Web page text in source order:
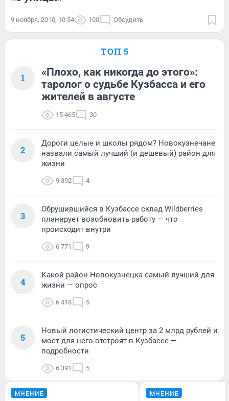
9 ноября, 2010, 10:54 100 Обсудить
ТОП 5
1
«Плохо, как никогда до этого»:
таролог о судьбе Кузбасса и его
жителей в августе
15 465 30
2
Дороги целые и школы рядом? Новокузнечане
назвали самый лучший (и дешевый) район для
жизни
9 392 4
3
Обрушившийся в Кузбассе склад Wildberries
планирует возобновить работу — что
происходит внутри
6 771 9
4
Какой район Новокузнецка самый лучший для
жизни — опрос
6 418 5
5
Новый логистический центр за 2 млрд рублей и
мост для него отстроят в Кузбассе —
подробности
6 391 5
МНЕНИЕ МНЕНИЕ